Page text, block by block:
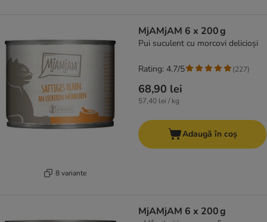
8 variante
MjAMjAM 6 x 200 g
Pui suculent cu morcovi delicioși
68,90 lei
57,40 lei / kg
Rating: 4.7/5 (227)
Adaugă în coș
MjAMjAM 6 x 200 g